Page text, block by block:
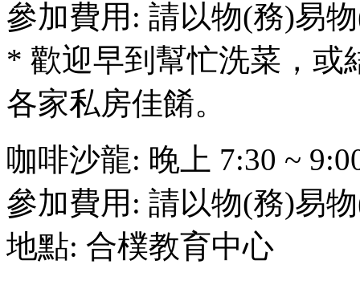
參加費用: 請以物(務)易
* 歡迎早到幫忙洗菜，或
各家私房佳餚。
咖啡沙龍: 晚上 7:30 ~
參加費用: 請以物(務)易
地點: 合樸教育中心